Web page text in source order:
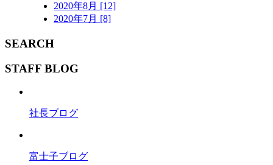
2020年8月 [12]
2020年7月 [8]
SEARCH
STAFF BLOG
社長ブログ
富士子ブログ